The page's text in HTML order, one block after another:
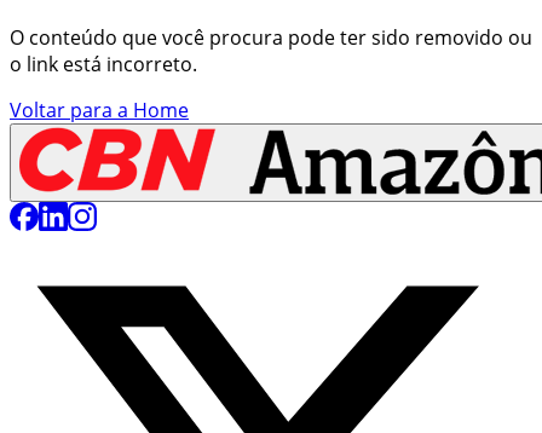
O conteúdo que você procura pode ter sido removido ou
o link está incorreto.
Voltar para a Home